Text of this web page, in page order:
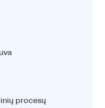
procesų